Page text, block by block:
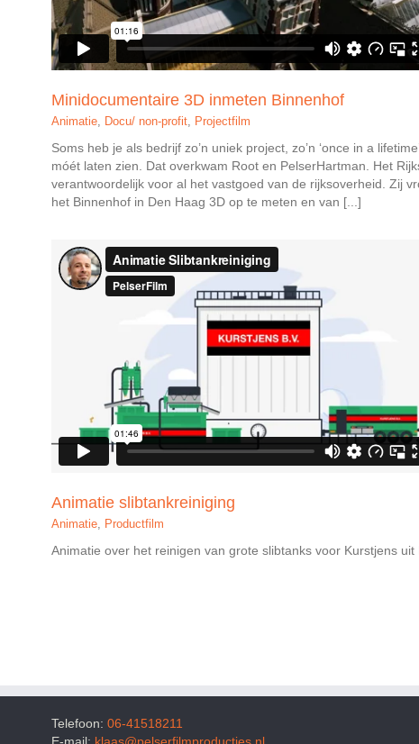
Minidocumentaire 3D inmeten Binnenhof
Animatie Docu/ non-profit Projectfilm
Soms heb je als bedrijf zo’n uniek project, zo’n ‘once in a
móét laten zien. Dat overkwam Root en PelserHartman. Het
verantwoordelijk voor al het vastgoed van de rijksoverheid. Zij
het Binnenhof in Den Haag 3D op te meten en van [...]
Animatie slibtankreiniging
Animatie Productfilm
Animatie over het reinigen van grote slibtanks voor Kurstjens uit
Telefoon: 06-41518211
E-mail: klaas@pelserfilmproducties.nl